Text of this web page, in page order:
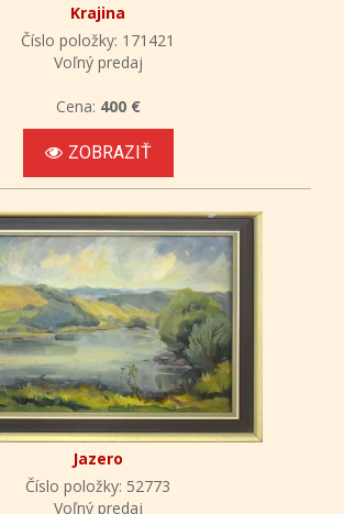
Krajina
Číslo položky: 171421
Voľný predaj
Cena: 400 €
ZOBRAZIŤ
Jazero
Číslo položky: 52773
Voľný predaj